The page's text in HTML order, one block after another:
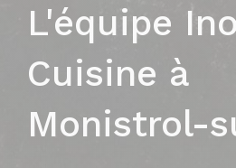
L'équipe
Cuisine à
Monistrol-